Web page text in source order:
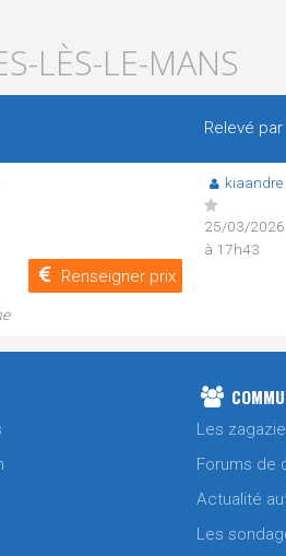
LÈS-LE-MANS
Relevé par
Renseigner prix
kiaandre
25/03/2026
à 17h43
Les
Forums de
Actualité
Les